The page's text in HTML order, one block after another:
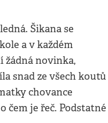
Šikana se
a v každém
žádná novinka,
snad ze všech koutů
chovance
čem je řeč. Podstatné